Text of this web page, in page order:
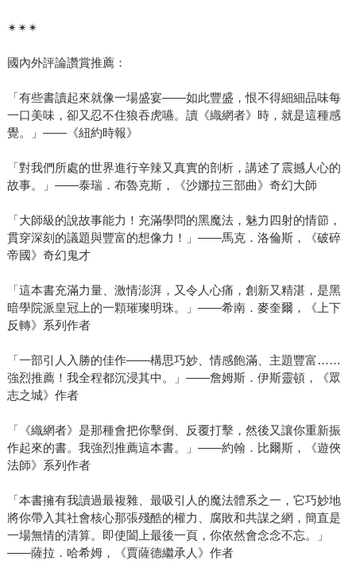
✴✴✴
國內外評論讚賞推薦：
「有些書讀起來就像一場盛宴——如此豐盛，恨不得細細品味每
一口美味，卻又忍不住狼吞虎嚥。讀《織網者》時，就是這種感
覺。」——《紐約時報》
「對我們所處的世界進行辛辣又真實的剖析，講述了震撼人心的
故事。」——泰瑞．布魯克斯，《沙娜拉三部曲》奇幻大師
「大師級的說故事能力！充滿學問的黑魔法，魅力四射的情節，
貫穿深刻的議題與豐富的想像力！」——馬克．洛倫斯，《破碎
帝國》奇幻鬼才
「這本書充滿力量、激情澎湃，又令人心痛，創新又精湛，是黑
暗學院派皇冠上的一顆璀璨明珠。」——希南．麥奎爾，《上下
反轉》系列作者
「一部引人入勝的佳作——構思巧妙、情感飽滿、主題豐富……
強烈推薦！我全程都沉浸其中。」——詹姆斯．伊斯靈頓，《眾
志之城》作者
「《織網者》是那種會把你擊倒、反覆打擊，然後又讓你重新振
作起來的書。我強烈推薦這本書。」——約翰．比爾斯，《遊俠
法師》系列作者
「本書擁有我讀過最複雜、最吸引人的魔法體系之一，它巧妙地
將你帶入其社會核心那張殘酷的權力、腐敗和共謀之網，簡直是
一場無情的清算。即使闔上最後一頁，你依然會念念不忘。」
——薩拉．哈希姆，《賈薩德繼承人》作者